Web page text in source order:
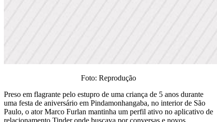
Foto: Reprodução
Preso em flagrante pelo estupro de uma criança de 5 anos durante
uma festa de aniversário em Pindamonhangaba, no interior de São
Paulo, o ator Marco Furlan mantinha um perfil ativo no aplicativo de